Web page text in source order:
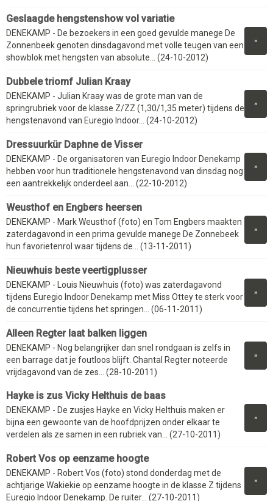
Geslaagde hengstenshow vol variatie
»
DENEKAMP - De bezoekers in een goed gevulde manege De
Zonnenbeek genoten dinsdagavond met volle teugen van een
showblok met hengsten van absolute... (24-10-2012)
Dubbele triomf Julian Kraay
»
DENEKAMP - Julian Kraay was de grote man van de
springrubriek voor de klasse Z/ZZ (1,30/1,35 meter) tijdens de
hengstenavond van Euregio Indoor... (24-10-2012)
Dressuurkür Daphne de Visser
»
DENEKAMP - De organisatoren van Euregio Indoor Denekamp
hebben voor hun traditionele hengstenavond van dinsdag nog
een aantrekkelijk onderdeel aan... (22-10-2012)
Weusthof en Engbers heersen
»
DENEKAMP - Mark Weusthof (foto) en Tom Engbers maakten
zaterdagavond in een prima gevulde manege De Zonnebeek
hun favorietenrol waar tijdens de... (13-11-2011)
Nieuwhuis beste veertigplusser
»
DENEKAMP - Louis Nieuwhuis (foto) was zaterdagavond
tijdens Euregio Indoor Denekamp met Miss Ottey te sterk voor
de concurrentie tijdens het springen... (06-11-2011)
Alleen Regter laat balken liggen
»
DENEKAMP - Nog belangrijker dan snel rondgaan is zelfs in
een barrage dat je foutloos blijft. Chantal Regter noteerde
vrijdagavond van de zes... (28-10-2011)
Hayke is zus Vicky Helthuis de baas
»
DENEKAMP - De zusjes Hayke en Vicky Helthuis maken er
bijna een gewoonte van de hoofdprijzen onder elkaar te
verdelen als ze samen in een rubriek van... (27-10-2011)
Robert Vos op eenzame hoogte
»
DENEKAMP - Robert Vos (foto) stond donderdag met de
achtjarige Wakiekie op eenzame hoogte in de klasse Z tijdens
Euregio Indoor Denekamp. De ruiter... (27-10-2011)